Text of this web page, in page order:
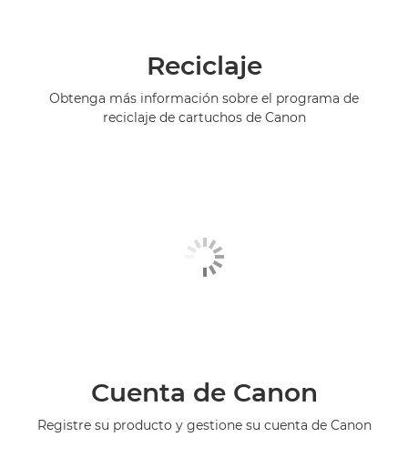
Reciclaje
Obtenga más información sobre el programa de
reciclaje de cartuchos de Canon
Cuenta de Canon
Registre su producto y gestione su cuenta de Canon